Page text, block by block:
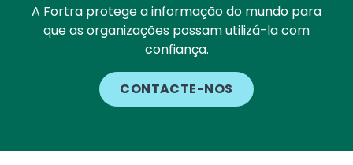
A Fortra protege a informação do mundo para
que as organizações possam utilizá-la com
confiança.
CONTACTE-NOS